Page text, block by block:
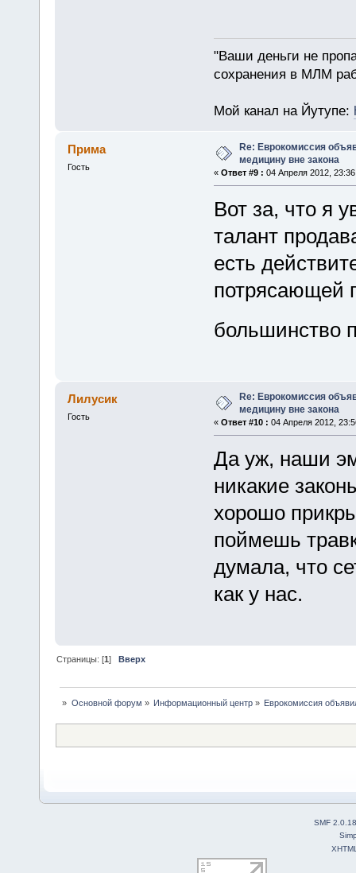
"Ваши деньги не
сохранения в МЛМ
Мой канал на Йутупе:
Прима
Гость
Re: Еврокомиссия
медицину вне закона
« Ответ #9 : 04 Апреля 2012,
Вот за, что я
талант
есть
потрясающей
большинство
Лилусик
Гость
Re: Еврокомиссия
медицину вне закона
« Ответ #10 : 04 Апреля 2012,
Да уж, наши
никакие
хорошо
поймешь
думала, что
как у нас.
Страницы: [1] Вверх
» Основной форум » Информационный центр» Еврокомиссия
SMF 2.0.18